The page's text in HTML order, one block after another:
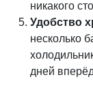
никакого
Удобство
несколько
дней